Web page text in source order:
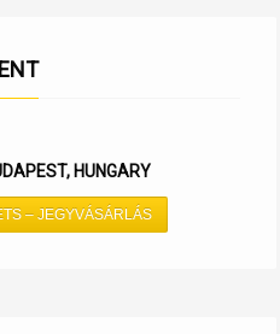
HUNGARY
– JEGYVÁSÁRLÁS